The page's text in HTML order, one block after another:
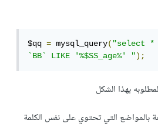
$qq = mysql_query("select *
`BB` LIKE '%$SS_age%' ");
بهذا الشكل
بالمواضع التي تحتوي على نفس الكلمة